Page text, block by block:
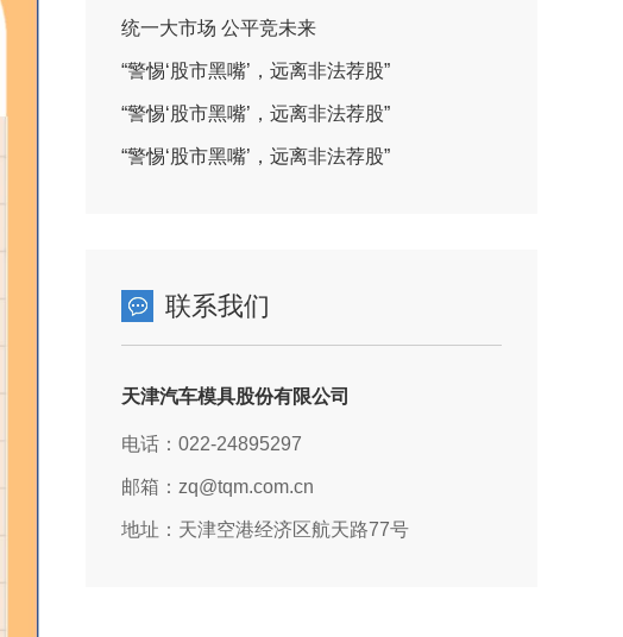
统一大市场 公平竞未来
“警惕‘股市黑嘴’，远离非法荐股”
“警惕‘股市黑嘴’，远离非法荐股”
“警惕‘股市黑嘴’，远离非法荐股”
联系我们
天津汽车模具股份有限公司
电话：022-24895297
邮箱：zq@tqm.com.cn
地址：天津空港经济区航天路77号